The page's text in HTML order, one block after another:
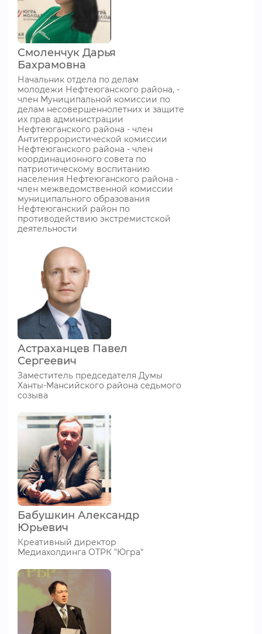
Смоленчук Дарья
Бахрамовна
Начальник отдела по делам
молодежи Нефтеюганского района, -
член Муниципальной комиссии по
делам несовершеннолетних и защите
их прав администрации
Нефтеюганского района - член
Антитеррористической комиссии
Нефтеюганского района - член
координационного совета по
патриотическому воспитанию
населения Нефтеюганского района -
член межведомственной комиссии
муниципального образования
Нефтеюганский район по
противодействию экстремистской
деятельности
Астраханцев Павел
Сергеевич
Заместитель председателя Думы
Ханты-Мансийского района седьмого
созыва
Бабушкин Александр
Юрьевич
Креативный директор
Медиахолдинга ОТРК "Югра"